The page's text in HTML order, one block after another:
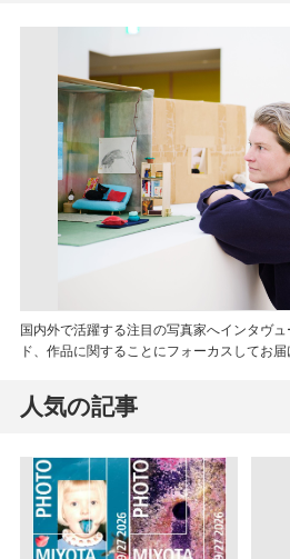
国内外で活躍する注目の写真家へインタヴ
ド、作品に関することにフォーカスしてお届
人気の記事